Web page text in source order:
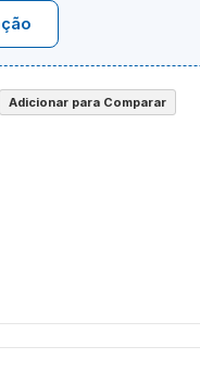
Adicionar para Comparar